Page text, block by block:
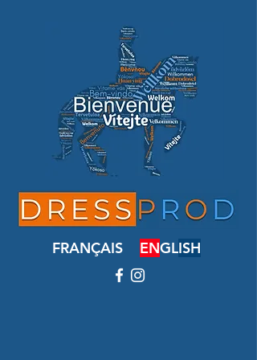
FRANÇAIS ENGLISH